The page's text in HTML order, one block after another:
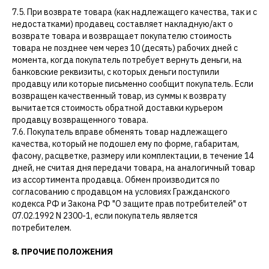
7.5. При возврате товара (как надлежащего качества, так и с
недостатками) продавец составляет накладную/акт о
возврате товара и возвращает покупателю стоимость
товара не позднее чем через 10 (десять) рабочих дней с
момента, когда покупатель потребует вернуть деньги, на
банковские реквизиты, с которых деньги поступили
продавцу или которые письменно сообщит покупатель. Если
возвращен качественный товар, из суммы к возврату
вычитается стоимость обратной доставки курьером
продавцу возвращенного товара.
7.6. Покупатель вправе обменять товар надлежащего
качества, который не подошел ему по форме, габаритам,
фасону, расцветке, размеру или комплектации, в течение 14
дней, не считая дня передачи товара, на аналогичный товар
из ассортимента продавца. Обмен производится по
согласованию с продавцом на условиях Гражданского
кодекса РФ и Закона РФ "О защите прав потребителей" от
07.02.1992 N 2300-1, если покупатель является
потребителем.
8. ПРОЧИЕ ПОЛОЖЕНИЯ